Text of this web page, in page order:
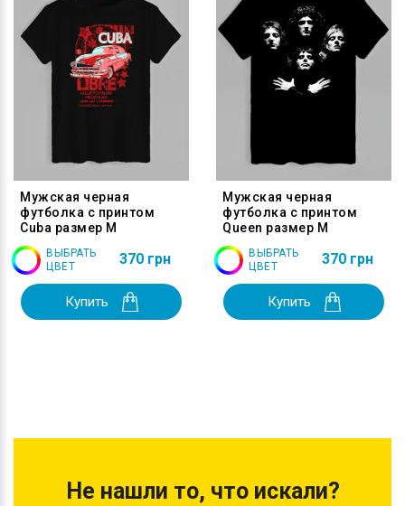
Мужская черная
футболка с принтом
Cuba размер M
ВЫБРАТЬ
ЦВЕТ
370 грн
Купить
Мужская черная
футболка с принтом
Queen размер M
ВЫБРАТЬ
ЦВЕТ
370 грн
Купить
Не нашли то, что искали?